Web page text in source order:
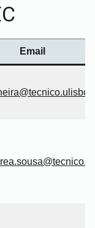
Email